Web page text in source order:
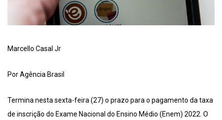
Marcello Casal Jr
Por Agência Brasil
Termina nesta sexta-feira (27) o prazo para o pagamento da taxa
de inscrição do Exame Nacional do Ensino Médio (Enem) 2022. O